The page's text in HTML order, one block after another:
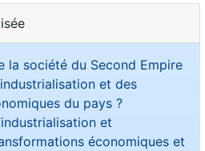
la société du Second Empire
et des
du pays ?
et
économiques et